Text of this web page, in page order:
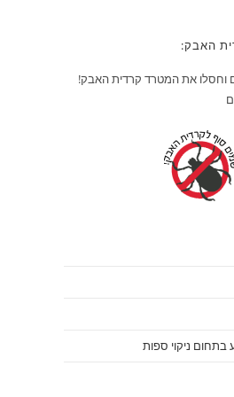
האבק:
וחסלו את המטרד קרדית האבק!
ניקוי ספות